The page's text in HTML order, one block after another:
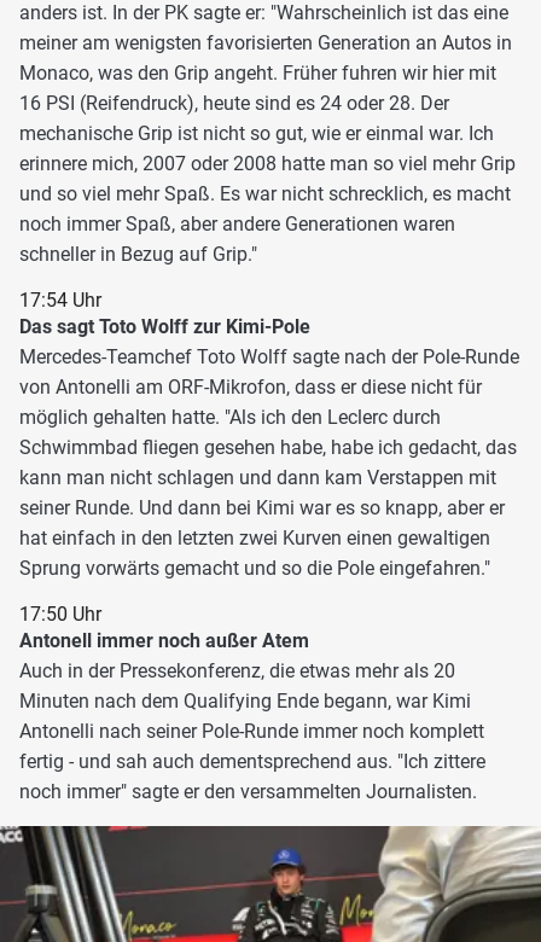
anders ist. In der PK sagte er: "Wahrscheinlich ist das eine
meiner am wenigsten favorisierten Generation an Autos in
Monaco, was den Grip angeht. Früher fuhren wir hier mit
16 PSI (Reifendruck), heute sind es 24 oder 28. Der
mechanische Grip ist nicht so gut, wie er einmal war. Ich
erinnere mich, 2007 oder 2008 hatte man so viel mehr Grip
und so viel mehr Spaß. Es war nicht schrecklich, es macht
noch immer Spaß, aber andere Generationen waren
schneller in Bezug auf Grip."
17:54 Uhr
Das sagt Toto Wolff zur Kimi-Pole
Mercedes-Teamchef Toto Wolff sagte nach der Pole-Runde
von Antonelli am ORF-Mikrofon, dass er diese nicht für
möglich gehalten hatte. "Als ich den Leclerc durch
Schwimmbad fliegen gesehen habe, habe ich gedacht, das
kann man nicht schlagen und dann kam Verstappen mit
seiner Runde. Und dann bei Kimi war es so knapp, aber er
hat einfach in den letzten zwei Kurven einen gewaltigen
Sprung vorwärts gemacht und so die Pole eingefahren."
17:50 Uhr
Antonell immer noch außer Atem
Auch in der Pressekonferenz, die etwas mehr als 20
Minuten nach dem Qualifying Ende begann, war Kimi
Antonelli nach seiner Pole-Runde immer noch komplett
fertig - und sah auch dementsprechend aus. "Ich zittere
noch immer" sagte er den versammelten Journalisten.